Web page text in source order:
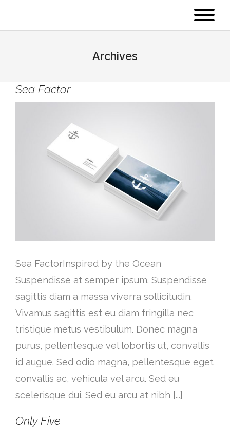
Archives
Sea Factor
Sea FactorInspired by the Ocean
Suspendisse at semper ipsum. Suspendisse
sagittis diam a massa viverra sollicitudin.
Vivamus sagittis est eu diam fringilla nec
tristique metus vestibulum. Donec magna
purus, pellentesque vel lobortis ut, convallis
id augue. Sed odio magna, pellentesque eget
convallis ac, vehicula vel arcu. Sed eu
scelerisque dui. Sed eu arcu at nibh [...]
Only Five